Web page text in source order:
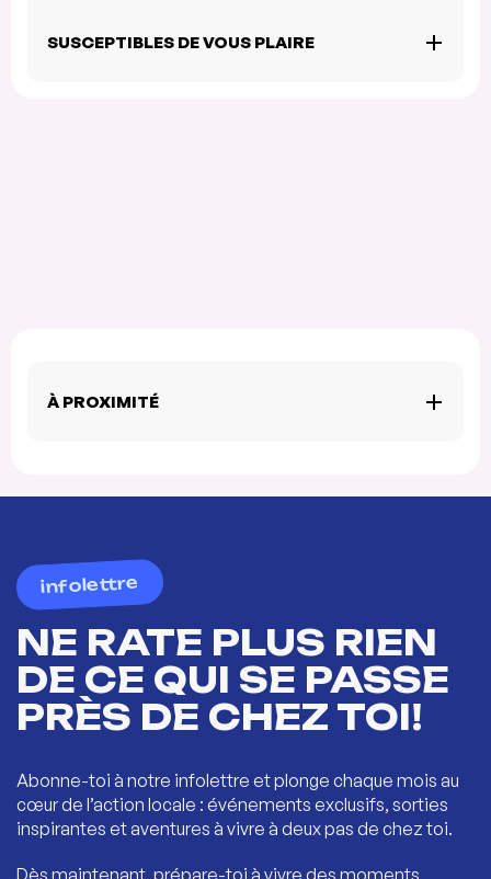
SUSCEPTIBLES DE VOUS PLAIRE
À PROXIMITÉ
infolettre
NE RATE PLUS RIEN
DE CE QUI SE PASSE
PRÈS DE CHEZ TOI!
Abonne-toi à notre infolettre et plonge chaque mois au
cœur de l’action locale : événements exclusifs, sorties
inspirantes et aventures à vivre à deux pas de chez toi.